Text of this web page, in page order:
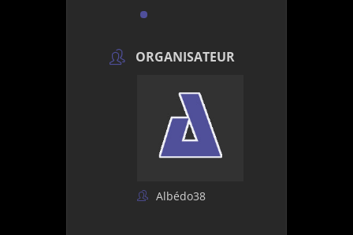
ORGANISATEUR
Albédo38